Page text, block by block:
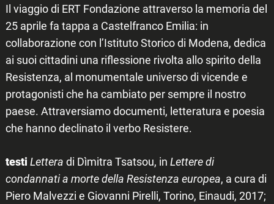
Il viaggio di ERT Fondazione attraverso la memoria del
25 aprile fa tappa a Castelfranco Emilia: in
collaborazione con l’Istituto Storico di Modena, dedica
ai suoi cittadini una riflessione rivolta allo spirito della
Resistenza, al monumentale universo di vicende e
protagonisti che ha cambiato per sempre il nostro
paese. Attraversiamo documenti, letteratura e poesia
che hanno declinato il verbo Resistere.
testi Lettera di Dìmitra Tsatsou, in Lettere di
condannati a morte della Resistenza europea, a cura di
Piero Malvezzi e Giovanni Pirelli, Torino, Einaudi, 2017;
Search
for: